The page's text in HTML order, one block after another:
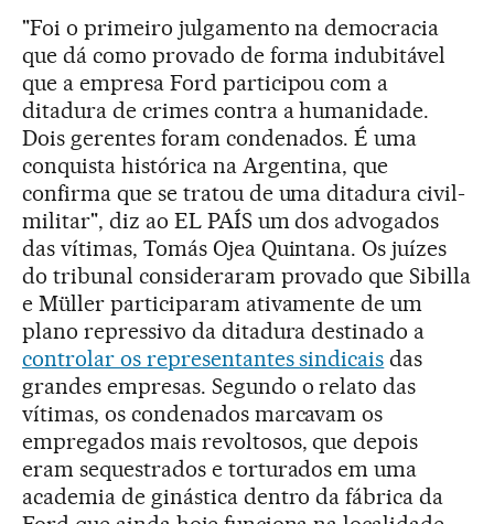
"Foi o primeiro julgamento na democracia
que dá como provado de forma indubitável
que a empresa Ford participou com a
ditadura de crimes contra a humanidade.
Dois gerentes foram condenados. É uma
conquista histórica na Argentina, que
confirma que se tratou de uma ditadura civil-
militar", diz ao EL PAÍS um dos advogados
das vítimas, Tomás Ojea Quintana. Os juízes
do tribunal consideraram provado que Sibilla
e Müller participaram ativamente de um
plano repressivo da ditadura destinado a
controlar os representantes sindicais das
grandes empresas. Segundo o relato das
vítimas, os condenados marcavam os
empregados mais revoltosos, que depois
eram sequestrados e torturados em uma
academia de ginástica dentro da fábrica da